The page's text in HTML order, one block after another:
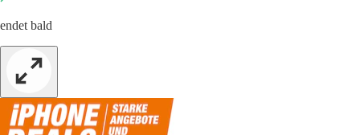
endet bald